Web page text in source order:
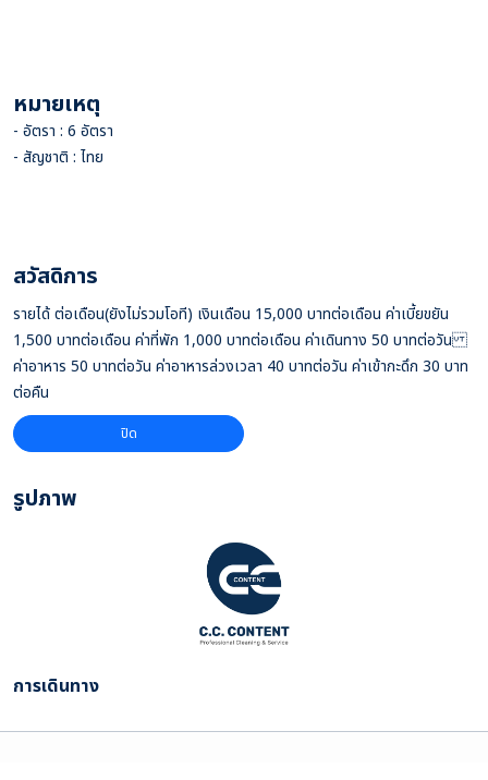
หมายเหตุ
- อัตรา : 6 อัตรา
- สัญชาติ : ไทย
สวัสดิการ
รายได้ ต่อเดือน(ยังไม่รวมโอที) เงินเดือน 15,000 บาทต่อเดือน ค่าเบี้ยขยัน
1,500 บาทต่อเดือน ค่าที่พัก 1,000 บาทต่อเดือน ค่าเดินทาง 50 บาทต่อวัน
ค่าอาหาร 50 บาทต่อวัน ค่าอาหารล่วงเวลา 40 บาทต่อวัน ค่าเข้ากะดึก 30 บาท
ต่อคืน
ปิด
รูปภาพ
การเดินทาง